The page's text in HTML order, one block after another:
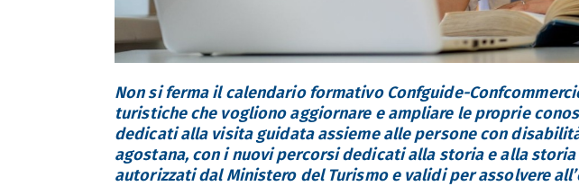
Non si ferma il calendario formativo Confguide-
turistiche che vogliono aggiornare e ampliare le proprie
dedicati alla visita guidata assieme alle persone con
agostana, con i nuovi percorsi dedicati alla storia e alla
autorizzati dal Ministero del Turismo e validi per assolvere